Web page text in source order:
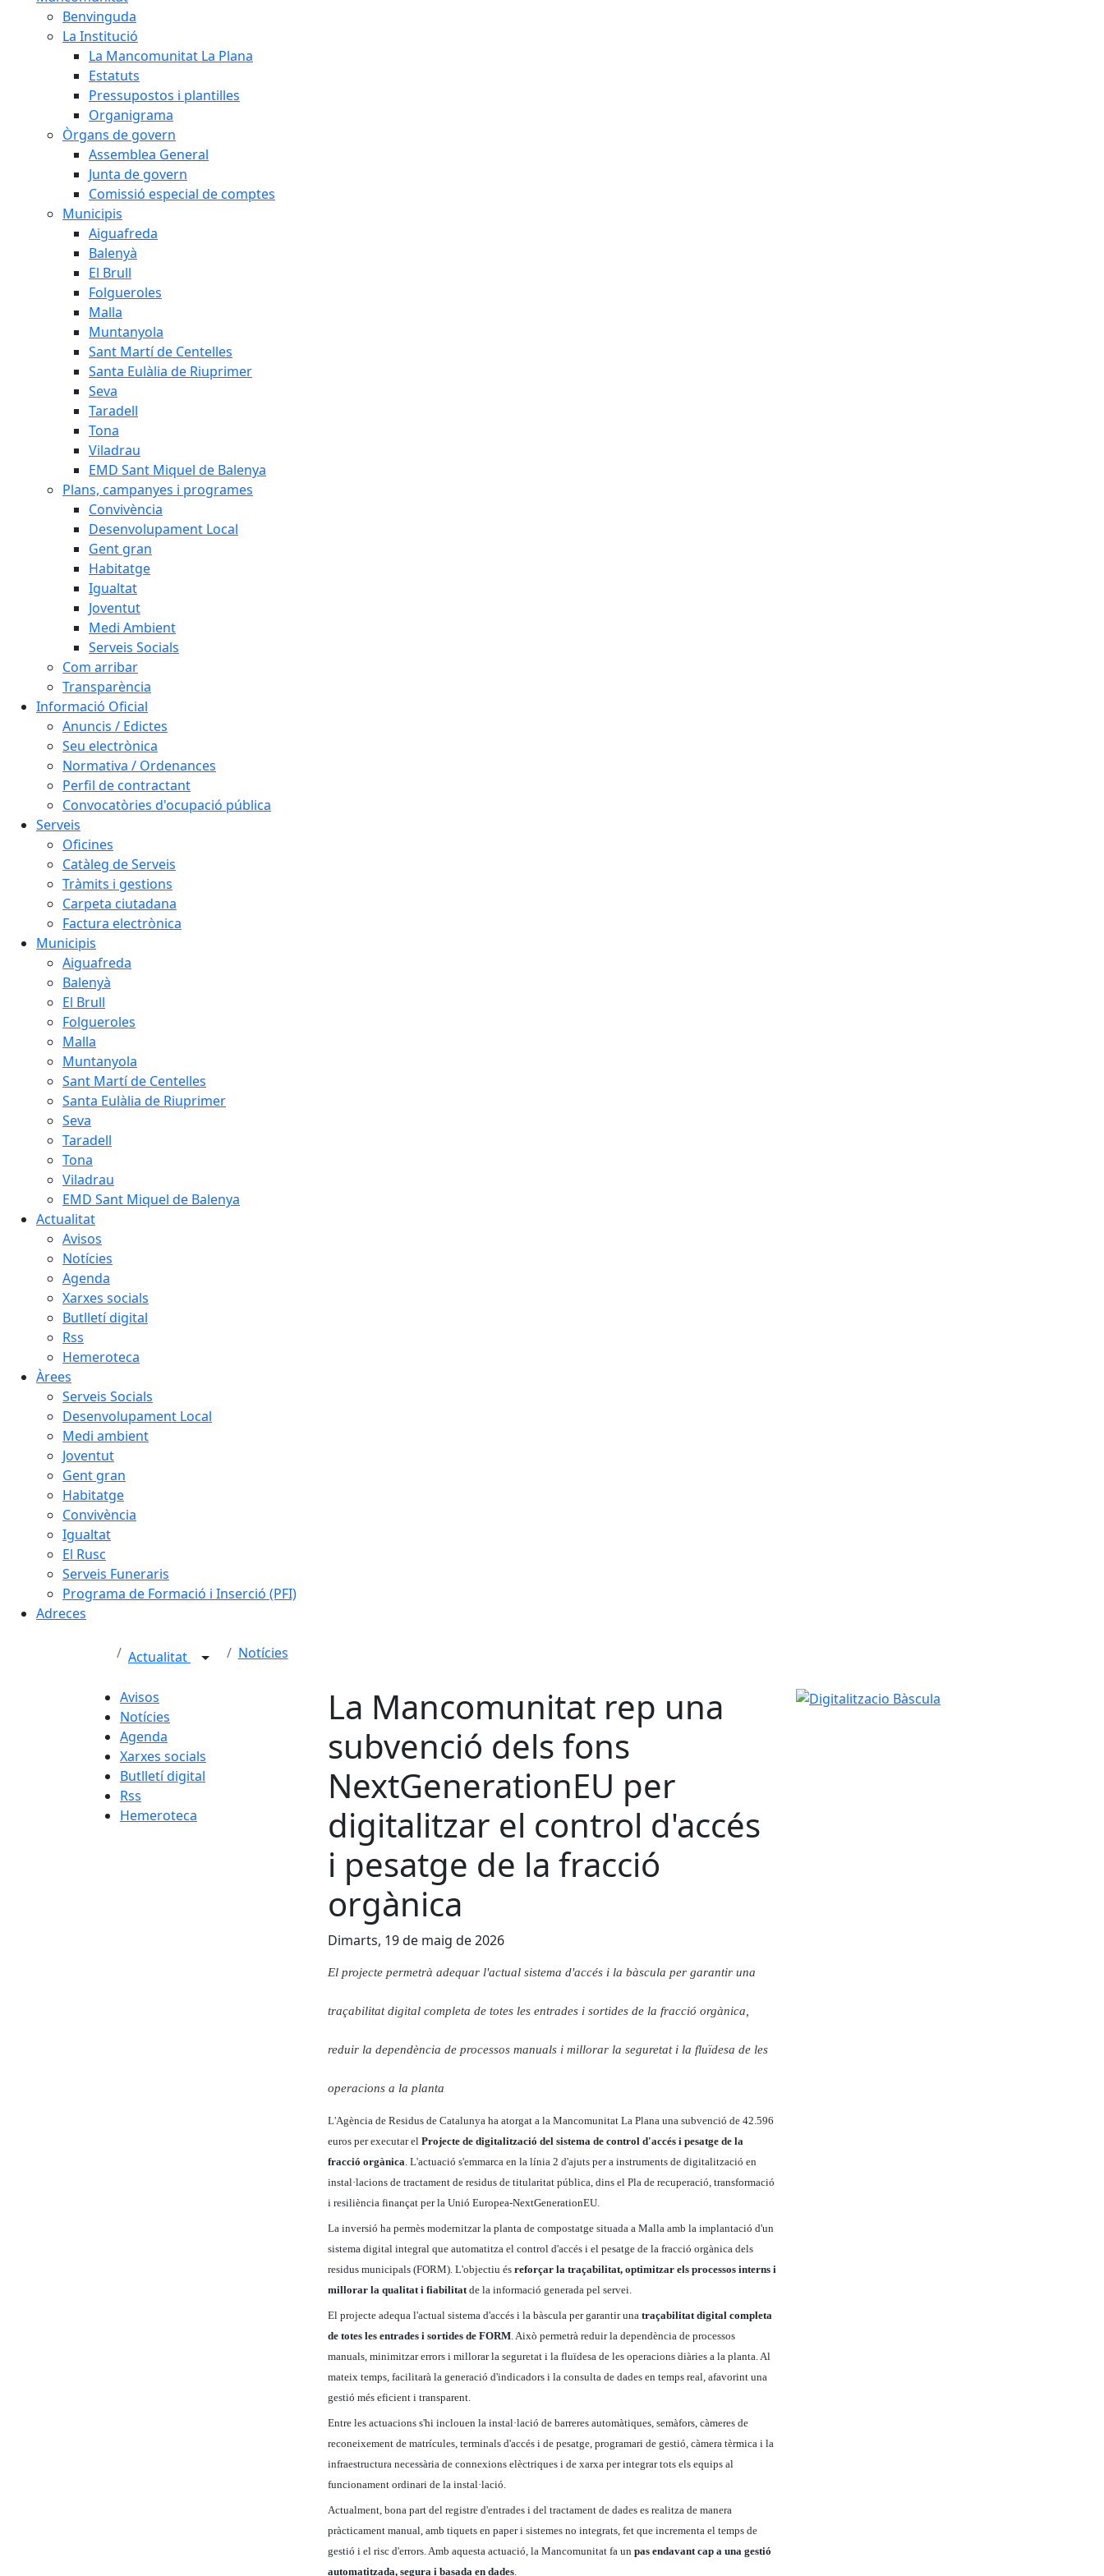
Benvinguda
La Institució
La Mancomunitat La Plana
Estatuts
Pressupostos i plantilles
Organigrama
Òrgans de govern
Assemblea General
Junta de govern
Comissió especial de comptes
Municipis
Aiguafreda
Balenyà
El Brull
Folgueroles
Malla
Muntanyola
Sant Martí de Centelles
Santa Eulàlia de Riuprimer
Seva
Taradell
Tona
Viladrau
EMD Sant Miquel de Balenya
Plans, campanyes i programes
Convivència
Desenvolupament Local
Gent gran
Habitatge
Igualtat
Joventut
Medi Ambient
Serveis Socials
Com arribar
Transparència
Informació Oficial
Anuncis / Edictes
Seu electrònica
Normativa / Ordenances
Perfil de contractant
Convocatòries d'ocupació pública
Serveis
Oficines
Catàleg de Serveis
Tràmits i gestions
Carpeta ciutadana
Factura electrònica
Municipis
Aiguafreda
Balenyà
El Brull
Folgueroles
Malla
Muntanyola
Sant Martí de Centelles
Santa Eulàlia de Riuprimer
Seva
Taradell
Tona
Viladrau
EMD Sant Miquel de Balenya
Actualitat
Avisos
Notícies
Agenda
Xarxes socials
Butlletí digital
Rss
Hemeroteca
Àrees
Serveis Socials
Desenvolupament Local
Medi ambient
Joventut
Gent gran
Habitatge
Convivència
Igualtat
El Rusc
Serveis Funeraris
Programa de Formació i Inserció (PFI)
Adreces
Actualitat Notícies
Avisos
Notícies
Agenda
Xarxes socials
Butlletí digital
Rss
Hemeroteca
La Mancomunitat rep una
subvenció dels fons
NextGenerationEU per
digitalitzar el control d'accés
i pesatge de la fracció
orgànica
Dimarts, 19 de maig de 2026
El projecte permetrà adequar l'actual sistema d'accés i la bàscula per garantir una
traçabilitat digital completa de totes les entrades i sortides de la fracció orgànica,
reduir la dependència de processos manuals i millorar la seguretat i la fluïdesa de les
operacions a la planta
L'Agència de Residus de Catalunya ha atorgat a la Mancomunitat La Plana una subvenció de 42.596
euros per executar el Projecte de digitalització del sistema de control d'accés i pesatge de la
fracció orgànica. L'actuació s'emmarca en la línia 2 d'ajuts per a instruments de digitalització en
instal·lacions de tractament de residus de titularitat pública, dins el Pla de recuperació, transformació
i resiliència finançat per la Unió Europea-NextGenerationEU.
La inversió ha permès modernitzar la planta de compostatge situada a Malla amb la implantació d'un
sistema digital integral que automatitza el control d'accés i el pesatge de la fracció orgànica dels
residus municipals (FORM). L'objectiu és reforçar la traçabilitat, optimitzar els processos interns i
millorar la qualitat i fiabilitatde la informació generada pel servei.
El projecte adequa l'actual sistema d'accés i la bàscula per garantir una traçabilitat digital completa
de totes les entrades i sortides de FORM. Això permetrà reduir la dependència de processos
manuals, minimitzar errors i millorar la seguretat i la fluïdesa de les operacions diàries a la planta. Al
mateix temps, facilitarà la generació d'indicadors i la consulta de dades en temps real, afavorint una
gestió més eficient i transparent.
Entre les actuacions s'hi inclouen la instal·lació de barreres automàtiques, semàfors, càmeres de
reconeixement de matrícules, terminals d'accés i de pesatge, programari de gestió, càmera tèrmica i la
infraestructura necessària de connexions elèctriques i de xarxa per integrar tots els equips al
funcionament ordinari de la instal·lació.
Actualment, bona part del registre d'entrades i del tractament de dades es realitza de manera
pràcticament manual, amb tiquets en paper i sistemes no integrats, fet que incrementa el temps de
gestió i el risc d'errors. Amb aquesta actuació, la Mancomunitat fa un pas endavant cap a una gestió
automatitzada, segura i basada en dades.
Digitalitzacio Bàscula